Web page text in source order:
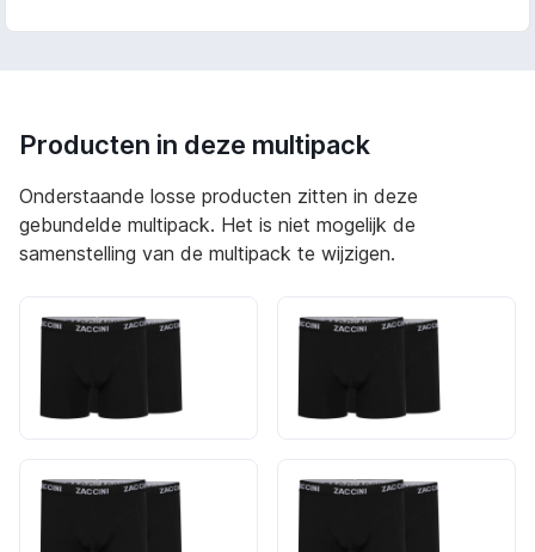
Producten in deze multipack
Onderstaande losse producten zitten in deze
gebundelde multipack. Het is niet mogelijk de
samenstelling van de multipack te wijzigen.